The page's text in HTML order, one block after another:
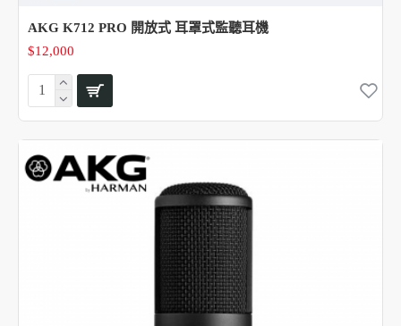
AKG K712 PRO 開放式 耳罩式監聽耳機
$12,000